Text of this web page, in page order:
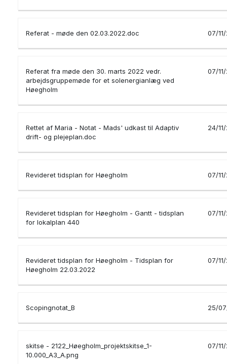
Referat - møde den 02.03.2022.doc 07/
Referat fra møde den 30. marts 2022 vedr.
arbejdsgruppemøde for et solenergianlæg ved
Høegholm
07/
Rettet af Maria - Notat - Mads' udkast til Adaptiv
drift- og plejeplan.doc
24/
Revideret tidsplan for Høegholm 07/
Revideret tidsplan for Høegholm - Gantt - tidsplan
for lokalplan 440
07/
Revideret tidsplan for Høegholm - Tidsplan for
Høegholm 22.03.2022
07/
Scopingnotat_B 25/
skitse - 2122_Høegholm_projektskitse_1-
10.000_A3_A.png
07/